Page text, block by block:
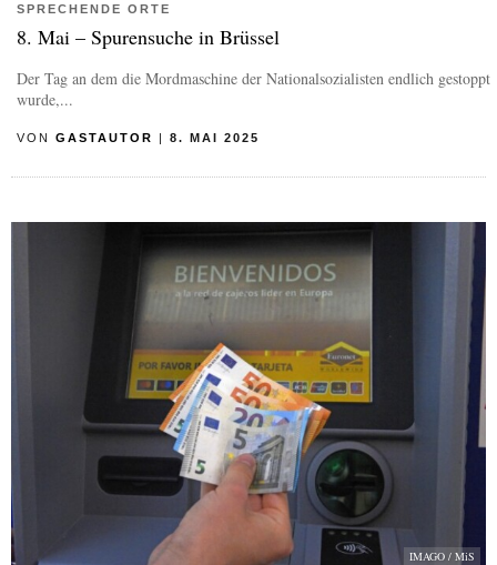
SPRECHENDE ORTE
8.⁠ ⁠Mai – Spurensuche in Brüssel
Der Tag an dem die Mordmaschine der Nationalsozialisten endlich gestoppt
wurde,...
VON GASTAUTOR 8. MAI 2025
IMAGO / MiS